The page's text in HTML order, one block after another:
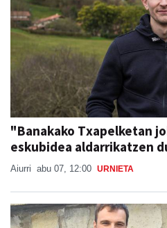
"Banakako Txapelketan
eskubidea aldarrikatzen
Aiurri abu 07, 12:00 URNIETA